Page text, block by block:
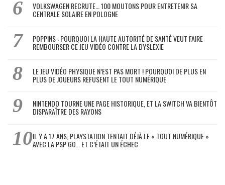
VOLKSWAGEN RECRUTE… 100 MOUTONS POUR ENTRETENIR SA
CENTRALE SOLAIRE EN POLOGNE
POPPINS : POURQUOI LA HAUTE AUTORITÉ DE SANTÉ VEUT FAIRE
REMBOURSER CE JEU VIDÉO CONTRE LA DYSLEXIE
LE JEU VIDÉO PHYSIQUE N’EST PAS MORT ! POURQUOI DE PLUS EN
PLUS DE JOUEURS REFUSENT LE TOUT NUMÉRIQUE
NINTENDO TOURNE UNE PAGE HISTORIQUE, ET LA SWITCH VA BIENTÔT
DISPARAÎTRE DES RAYONS
IL Y A 17 ANS, PLAYSTATION TENTAIT DÉJÀ LE « TOUT NUMÉRIQUE »
AVEC LA PSP GO… ET C’ÉTAIT UN ÉCHEC